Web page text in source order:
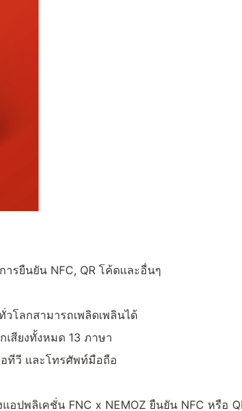
ารยืนยัน NFC, QR โค้ดและอื่นๆ
โลกสามารถเพลิดเพลินได้
สียงทั้งหมด 13 ภาษา
ทีวี และโทรศัพท์มือถือ
อปพลิเคชั่น FNC x NEMOZ ยืนยัน NFC หรือ